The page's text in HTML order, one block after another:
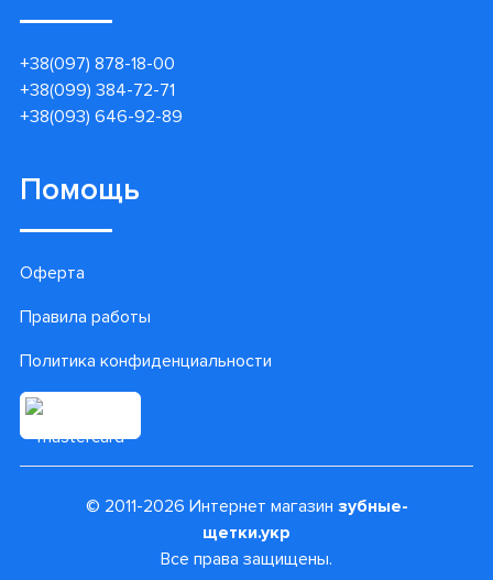
+38(097) 878-18-00
+38(099) 384-72-71
+38(093) 646-92-89
Помощь
Оферта
Правила работы
Политика конфиденциальности
© 2011-2026 Интернет магазин зубные-
щетки.укр
Все права защищены.